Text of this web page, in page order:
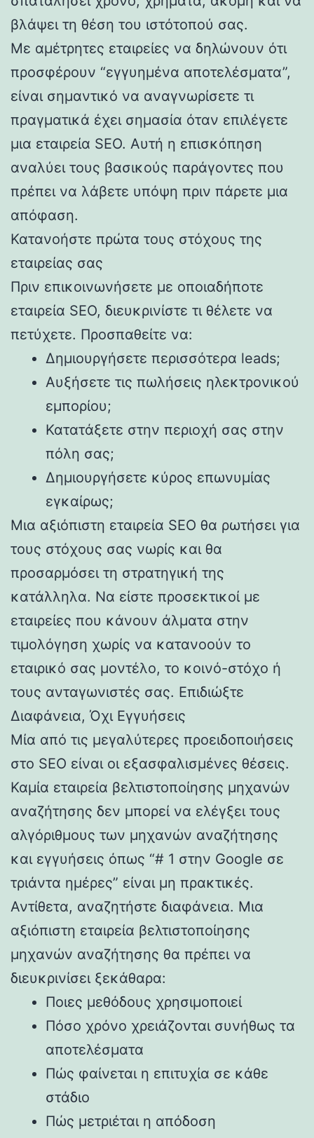
βλάψει τη θέση του ιστότοπού σας.
Με αμέτρητες εταιρείες να δηλώνουν ότι
προσφέρουν “εγγυημένα αποτελέσματα”,
είναι σημαντικό να αναγνωρίσετε τι
πραγματικά έχει σημασία όταν επιλέγετε
μια εταιρεία SEO. Αυτή η επισκόπηση
αναλύει τους βασικούς παράγοντες που
πρέπει να λάβετε υπόψη πριν πάρετε μια
απόφαση.
Κατανοήστε πρώτα τους στόχους της
εταιρείας σας
Πριν επικοινωνήσετε με οποιαδήποτε
εταιρεία SEO, διευκρινίστε τι θέλετε να
πετύχετε. Προσπαθείτε να:
Δημιουργήσετε περισσότερα leads;
Αυξήσετε τις πωλήσεις ηλεκτρονικού
εμπορίου;
Κατατάξετε στην περιοχή σας στην
πόλη σας;
Δημιουργήσετε κύρος επωνυμίας
εγκαίρως;
Μια αξιόπιστη εταιρεία SEO θα ρωτήσει για
τους στόχους σας νωρίς και θα
προσαρμόσει τη στρατηγική της
κατάλληλα. Να είστε προσεκτικοί με
εταιρείες που κάνουν άλματα στην
τιμολόγηση χωρίς να κατανοούν το
εταιρικό σας μοντέλο, το κοινό-στόχο ή
τους ανταγωνιστές σας. Επιδιώξτε
Διαφάνεια, Όχι Εγγυήσεις
Μία από τις μεγαλύτερες προειδοποιήσεις
στο SEO είναι οι εξασφαλισμένες θέσεις.
Καμία εταιρεία βελτιστοποίησης μηχανών
αναζήτησης δεν μπορεί να ελέγξει τους
αλγόριθμους των μηχανών αναζήτησης
και εγγυήσεις όπως “# 1 στην Google σε
τριάντα ημέρες” είναι μη πρακτικές.
Αντίθετα, αναζητήστε διαφάνεια. Μια
αξιόπιστη εταιρεία βελτιστοποίησης
μηχανών αναζήτησης θα πρέπει να
διευκρινίσει ξεκάθαρα:
Ποιες μεθόδους χρησιμοποιεί
Πόσο χρόνο χρειάζονται συνήθως τα
αποτελέσματα
Πώς φαίνεται η επιτυχία σε κάθε
στάδιο
Πώς μετριέται η απόδοση